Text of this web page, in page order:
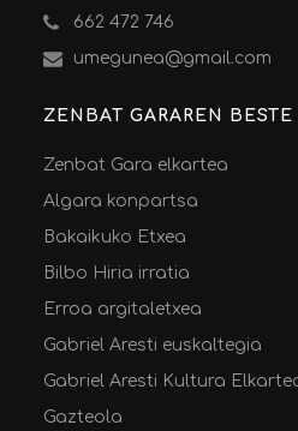
662 472 746
umegunea@gmail.com
ZENBAT GARAREN
Zenbat Gara elkartea
Algara konpartsa
Bakaikuko Etxea
Bilbo Hiria irratia
Erroa argitaletxea
Gabriel Aresti euskaltegia
Gabriel Aresti Kultura
Gazteola